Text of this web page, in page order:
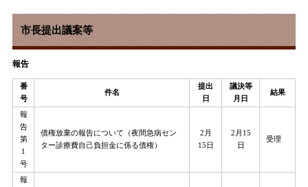
市長提出議案等
報告
番
号
件名
提出
日
議決等
月日
結果
報
告
第
1
号
債権放棄の報告について（夜間急病セン
ター診療費自己負担金に係る債権）
2月
15日
2月15
日
受理
報